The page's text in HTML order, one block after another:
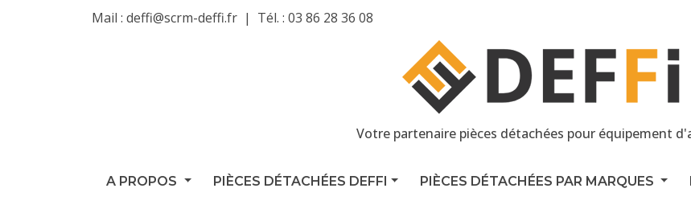
Mail : deffi@scrm-deffi.fr Tél. : 03 86 28 36 08
Votre partenaire pièces détachées pour équipement
A PROPOS PIÈCES DÉTACHÉES DEFFI PIÈCES DÉTACHÉES PAR MARQUES